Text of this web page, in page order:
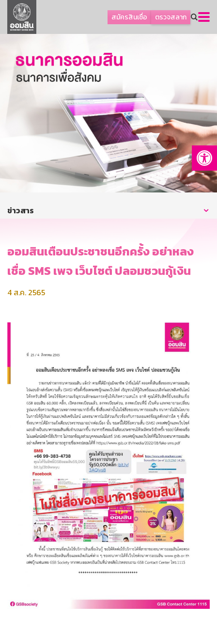
สมัครสินเชื่อ ตรวจสลาก
ลูกค้าธุรกิจ
ลูกค้าผู้ประกอบรายย่อย
ออมเพื่อสุข
เกี่ยวกับธนาคาร
การพัฒนาที่ยั่งยืน
บริการทางการเงิน
ติดต่อเรา
บริการออนไลน์
ข่าวสาร
ออมสินเตือนประชาชนอีกครั้ง อย่าหลง
เชื่อ SMS เพจ เว็บไซต์ ปลอมชวนกู้เงิน
4 ส.ค. 2565